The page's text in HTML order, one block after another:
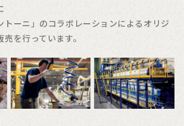
トーニ」のコラボレーションによるオリジ
を行っています。